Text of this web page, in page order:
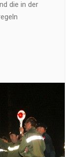
die in der